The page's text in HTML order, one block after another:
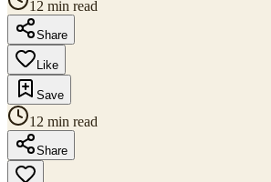
12 min read
Share
Like
Save
12 min read
Share